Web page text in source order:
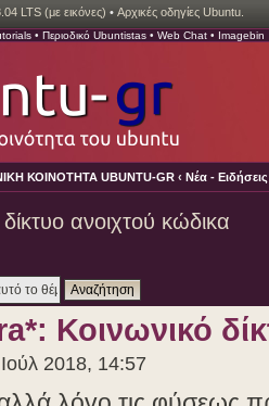
LTS (με εικόνες) • Αρχικές οδηγίες Ubuntu.
• Περιοδικό Ubuntistas • Web Chat • Imagebin
ΚΟΙΝΟΤΗΤΑ UBUNTU-GR ‹ Νέα -
ανοιχτού κώδικα
Κοινωνικό
2018, 14:57